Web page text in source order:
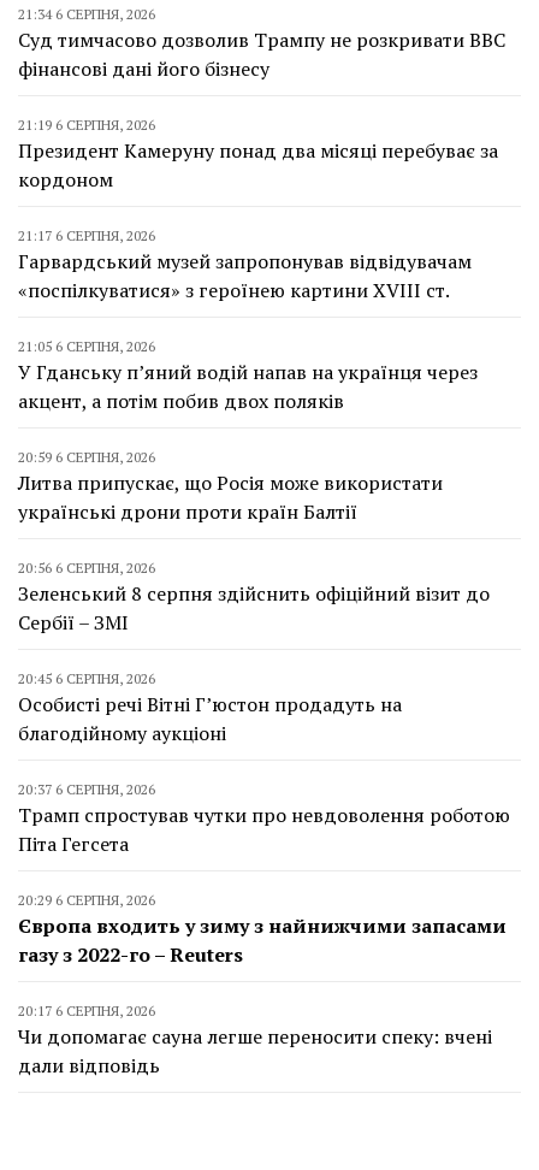
21:34 6 СЕРПНЯ, 2026
Суд тимчасово дозволив Трампу не розкривати BBC
фінансові дані його бізнесу
21:19 6 СЕРПНЯ, 2026
Президент Камеруну понад два місяці перебуває за
кордоном
21:17 6 СЕРПНЯ, 2026
Гарвардський музей запропонував відвідувачам
«поспілкуватися» з героїнею картини XVIII ст.
21:05 6 СЕРПНЯ, 2026
У Гданську п’яний водій напав на українця через
акцент, а потім побив двох поляків
20:59 6 СЕРПНЯ, 2026
Литва припускає, що Росія може використати
українські дрони проти країн Балтії
20:56 6 СЕРПНЯ, 2026
Зеленський 8 серпня здійснить офіційний візит до
Сербії – ЗМІ
20:45 6 СЕРПНЯ, 2026
Особисті речі Вітні Г’юстон продадуть на
благодійному аукціоні
20:37 6 СЕРПНЯ, 2026
Трамп спростував чутки про невдоволення роботою
Піта Гегсета
20:29 6 СЕРПНЯ, 2026
Європа входить у зиму з найнижчими запасами
газу з 2022-го – Reuters
20:17 6 СЕРПНЯ, 2026
Чи допомагає сауна легше переносити спеку: вчені
дали відповідь